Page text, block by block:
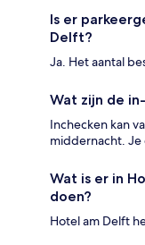
Is er
Delft?
Ja. Het aantal
Wat zijn de
Inchecken kan
middernacht. Je
Wat is er in
doen?
Hotel am Delft